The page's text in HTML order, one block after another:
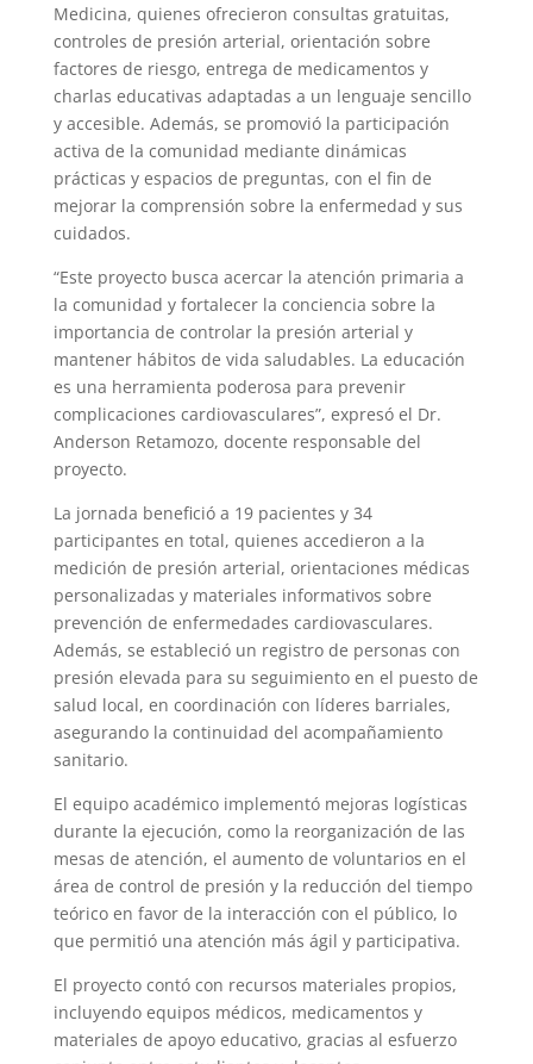
Medicina, quienes ofrecieron consultas gratuitas,
controles de presión arterial, orientación sobre
factores de riesgo, entrega de medicamentos y
charlas educativas adaptadas a un lenguaje sencillo
y accesible. Además, se promovió la participación
activa de la comunidad mediante dinámicas
prácticas y espacios de preguntas, con el fin de
mejorar la comprensión sobre la enfermedad y sus
cuidados.
“Este proyecto busca acercar la atención primaria a
la comunidad y fortalecer la conciencia sobre la
importancia de controlar la presión arterial y
mantener hábitos de vida saludables. La educación
es una herramienta poderosa para prevenir
complicaciones cardiovasculares”, expresó el Dr.
Anderson Retamozo, docente responsable del
proyecto.
La jornada benefició a 19 pacientes y 34
participantes en total, quienes accedieron a la
medición de presión arterial, orientaciones médicas
personalizadas y materiales informativos sobre
prevención de enfermedades cardiovasculares.
Además, se estableció un registro de personas con
presión elevada para su seguimiento en el puesto de
salud local, en coordinación con líderes barriales,
asegurando la continuidad del acompañamiento
sanitario.
El equipo académico implementó mejoras logísticas
durante la ejecución, como la reorganización de las
mesas de atención, el aumento de voluntarios en el
área de control de presión y la reducción del tiempo
teórico en favor de la interacción con el público, lo
que permitió una atención más ágil y participativa.
El proyecto contó con recursos materiales propios,
incluyendo equipos médicos, medicamentos y
materiales de apoyo educativo, gracias al esfuerzo